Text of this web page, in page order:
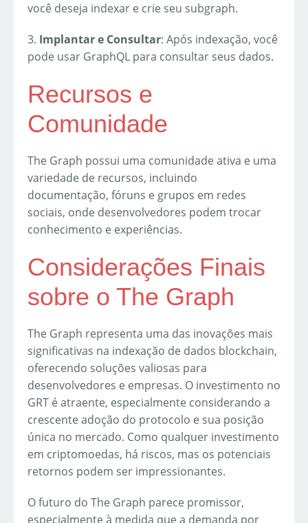
você deseja indexar e crie seu subgraph.
3. Implantar e Consultar: Após indexação, você
pode usar GraphQL para consultar seus dados.
Recursos e
Comunidade
The Graph possui uma comunidade ativa e uma
variedade de recursos, incluindo
documentação, fóruns e grupos em redes
sociais, onde desenvolvedores podem trocar
conhecimento e experiências.
Considerações Finais
sobre o The Graph
The Graph representa uma das inovações mais
significativas na indexação de dados blockchain,
oferecendo soluções valiosas para
desenvolvedores e empresas. O investimento no
GRT é atraente, especialmente considerando a
crescente adoção do protocolo e sua posição
única no mercado. Como qualquer investimento
em criptomoedas, há riscos, mas os potenciais
retornos podem ser impressionantes.
O futuro do The Graph parece promissor,
especialmente à medida que a demanda por